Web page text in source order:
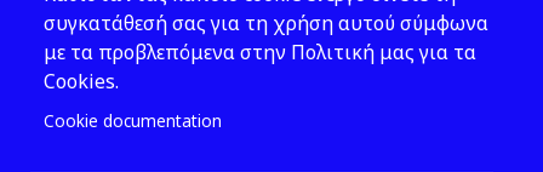
Ορισμός 1:
Η μελέτη των
δυσμενών επιδράσεων
στον αναπτυσσόμενο
προκύψουν από την έκθεση
συγκατάθεσή σας για τη χρήση αυτού σύμφωνα
με τα προβλεπόμενα στην Πολιτική μας για τα
Cookies.
Cookie documentation